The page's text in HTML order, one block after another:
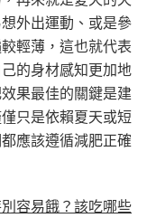
外出運動、或是參
輕薄，這也就代表
的身材感知更加地
果最佳的關鍵是建
只是依賴夏天或短
應該遵循減肥正確
容易餓？該吃哪些